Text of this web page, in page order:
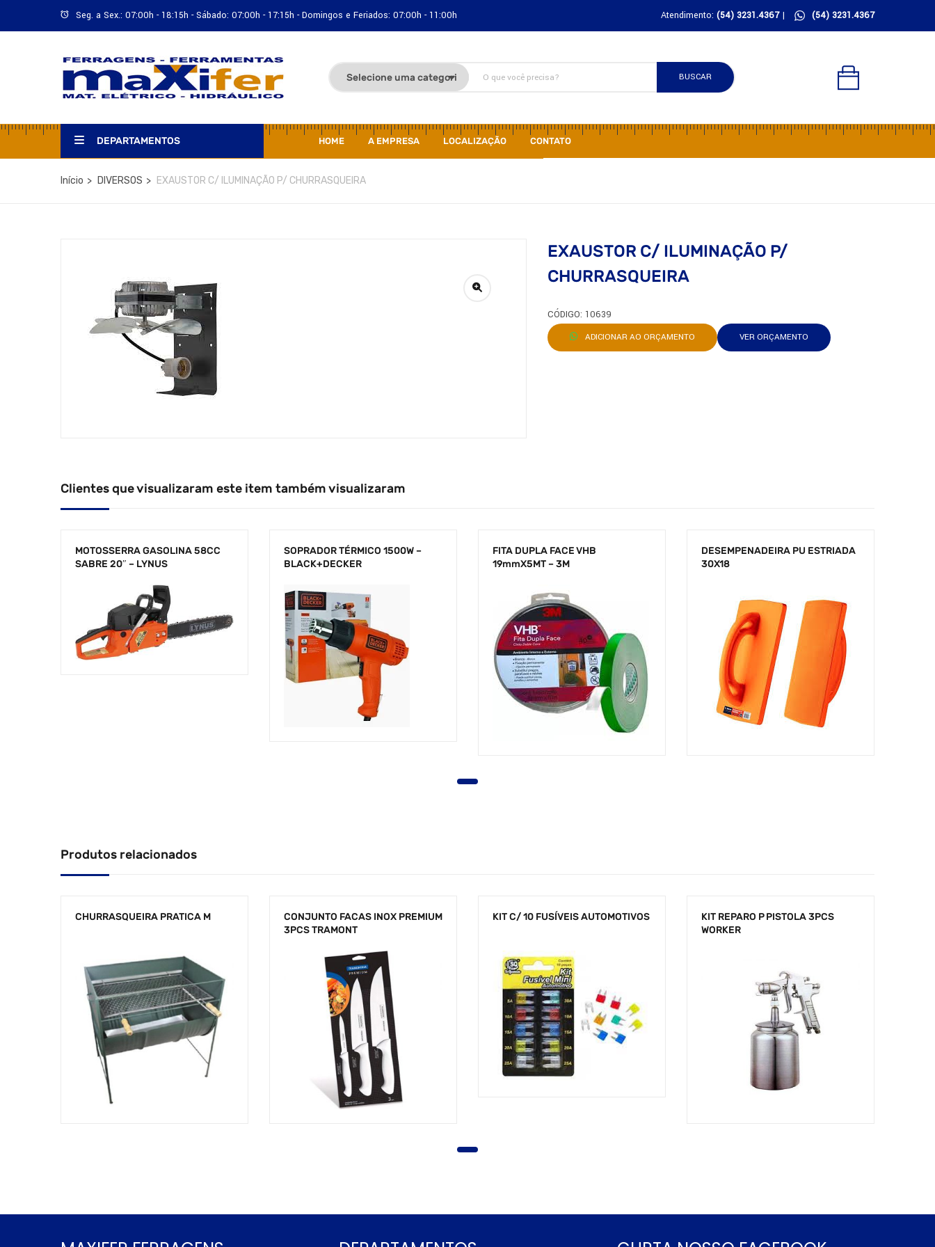
Seg. a Sex.: 07:00h - 18:15h - Sábado: 07:00h - 17:15h - Domingos e Feriados: 07:00h - 11:00h Atendimento: (54) 3231.4367| (54) 3231.4367
BUSCAR
DEPARTAMENTOS HOME A EMPRESA LOCALIZAÇÃO CONTATO
Início DIVERSOS EXAUSTOR C/ ILUMINAÇÃO P/ CHURRASQUEIRA
EXAUSTOR C/ ILUMINAÇÃO P/
CHURRASQUEIRA
CÓDIGO: 10639
ADICIONAR AO ORÇAMENTO VER ORÇAMENTO
Clientes que visualizaram este item também visualizaram
MOTOSSERRA GASOLINA 58CC
SABRE 20″ – LYNUS
SOPRADOR TÉRMICO 1500W –
BLACK+DECKER
FITA DUPLA FACE VHB
19mmX5MT – 3M
DESEMPENADEIRA PU ESTRIADA
30X18
Produtos relacionados
CHURRASQUEIRA PRATICA M
CONJUNTO FACAS INOX PREMIUM
3PCS TRAMONT
KIT C/ 10 FUSÍVEIS AUTOMOTIVOS
KIT REPARO P PISTOLA 3PCS
WORKER